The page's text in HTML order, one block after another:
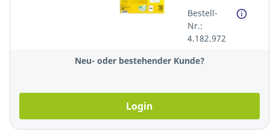
Packung à 400
Stück
Bestell-
Nr.:
4.182.972
Neu- oder bestehender Kunde?
Login